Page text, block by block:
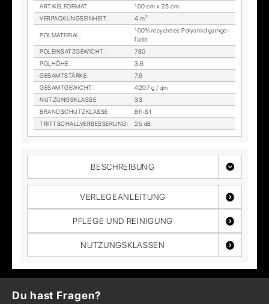
AR­TI­KEL­FOR­MAT:
100 cm x 25 cm
VER­PA­CKUNGS­EIN­HEIT: 4 m²
POL­MA­TE­RI­AL :
100% re­cy­cle­tes Po­ly­amid garn­ge­
färbt
POL­EIN­SATZ­GE­WICHT:
780
POL­HÖ­HE:
3,6
GE­SAMT­STÄR­KE:
7,6
GE­SAMT­GE­WICHT:
4207 g / qm
NUT­ZUNGS­KLAS­SE:
33
BRAND­SCHUTZ­KLAS­SE:
Bfl-S1
TRITT­SCHALL­VER­BES­SE­RUNG: 25 dB
BESCHREIBUNG
VERLEGEANLEITUNG
PFLEGE UND REINIGUNG
NUTZUNGSKLASSEN
Du hast Fragen?